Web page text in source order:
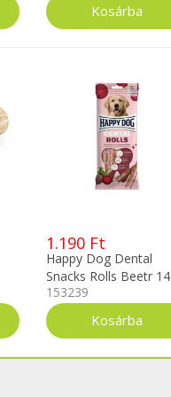
1.190 Ft
Happy Dog Dental
Snacks Rolls Beetr
153239